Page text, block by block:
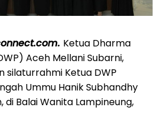
Ketua Dharma
Aceh Mellani Subarni,
silaturrahmi Ketua DWP
Ummu Hanik Subhandhy
Balai Wanita Lampineung,